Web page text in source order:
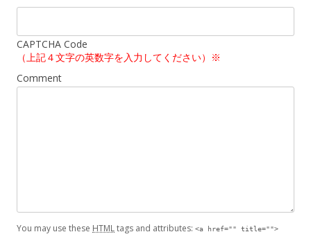
CAPTCHA Code
（上記４文字の英数字を入力してください）※
Comment
You may use these HTMLtags and attributes: <a href="" title="">